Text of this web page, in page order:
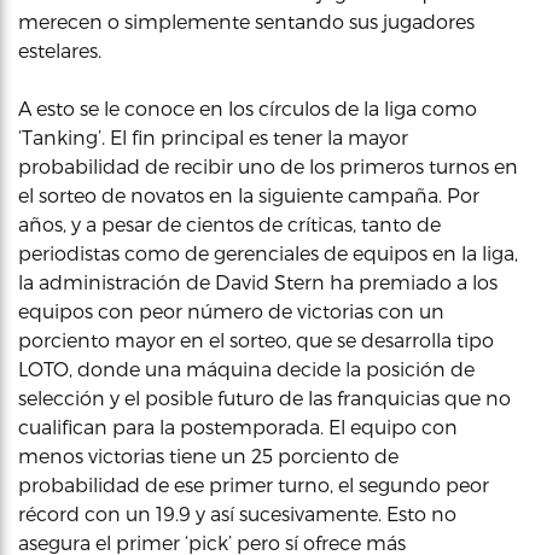
merecen o simplemente sentando sus jugadores
estelares.
A esto se le conoce en los círculos de la liga como
‘Tanking’. El fin principal es tener la mayor
probabilidad de recibir uno de los primeros turnos en
el sorteo de novatos en la siguiente campaña. Por
años, y a pesar de cientos de críticas, tanto de
periodistas como de gerenciales de equipos en la liga,
la administración de David Stern ha premiado a los
equipos con peor número de victorias con un
porciento mayor en el sorteo, que se desarrolla tipo
LOTO, donde una máquina decide la posición de
selección y el posible futuro de las franquicias que no
cualifican para la postemporada. El equipo con
menos victorias tiene un 25 porciento de
probabilidad de ese primer turno, el segundo peor
récord con un 19.9 y así sucesivamente. Esto no
asegura el primer ‘pick’ pero sí ofrece más